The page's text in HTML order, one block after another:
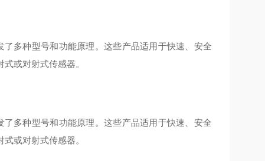
多种型号和功能原理。这些产品适用于快速、安全
或对射式传感器。
多种型号和功能原理。这些产品适用于快速、安全
或对射式传感器。